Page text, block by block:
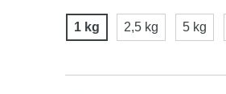
1 kg 2,5 kg 5 kg